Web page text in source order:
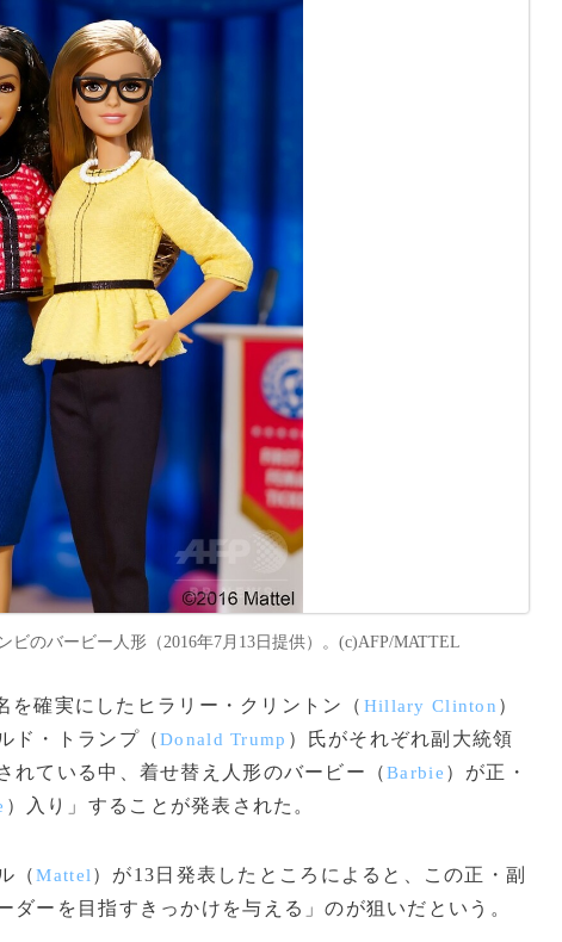
のバービー人形（2016年7月13日提供）。(c)AFP/MATTEL
を確実にしたヒラリー・クリントン（ Hillary Clinton ）
ド・トランプ（Donald Trump ）氏がそれぞれ副大統領
れている中、着せ替え人形のバービー（Barbie ）が正・
）入り」することが発表された。
（Mattel ）が13日発表したところによると、この正・副
ーを目指すきっかけを与える」のが狙いだという。